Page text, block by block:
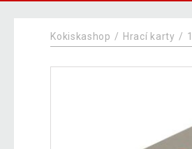
Kokiskashop Hrací karty